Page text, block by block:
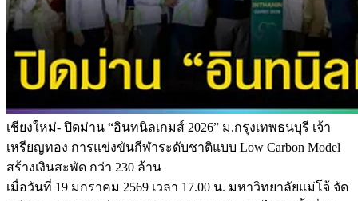
เชียงใหม่- ปิดม่าน “อินทนิลเกมส์ 2026” ม.กรุงเทพธนบุรี เจ้า
เหรียญทอง การแข่งขันกีฬาระดับชาติแบบ Low Carbon Model
สร้างเงินสะพัด กว่า 230 ล้าน
เมื่อวันที่ 19 มกราคม 2569 เวลา 17.00 น. มหาวิทยาลัยแม่โจ้ จัด